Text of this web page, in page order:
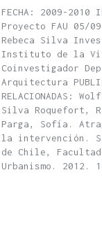
FECHA: 2009-2010
Proyecto FAU 05/09
Rebeca Silva
Instituto de la
Coinvestigador
Arquitectura
RELACIONADAS:
Silva Roquefort,
Parga, Sofía.
la intervención.
de Chile,
Urbanismo. 2012.